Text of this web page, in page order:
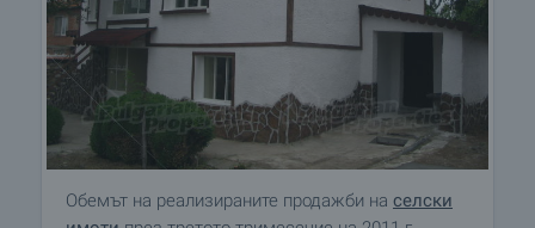
Обемът на реализираните продажби на селски